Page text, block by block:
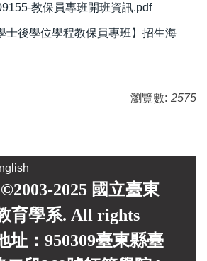
教保員專班開班資訊.pdf
士後學位學程教保員專班】招生海
瀏覽數: 2575
2025 國立臺東
育學系. All rights
址：950309臺東縣臺